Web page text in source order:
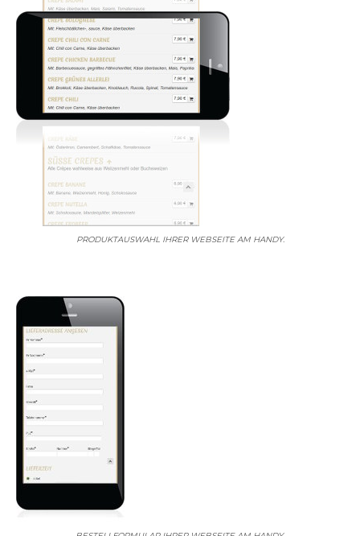
PRODUKTAUSWAHL IHRER WEBSEITE AM HANDY.